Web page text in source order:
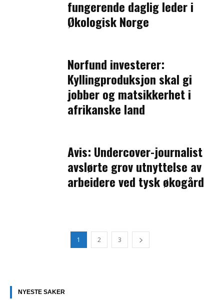
fungerende daglig leder i
Økologisk Norge
Norfund investerer:
Kyllingproduksjon skal gi
jobber og matsikkerhet i
afrikanske land
Avis: Undercover-journalist
avslørte grov utnyttelse av
arbeidere ved tysk økogård
1 2 3
NYESTE SAKER